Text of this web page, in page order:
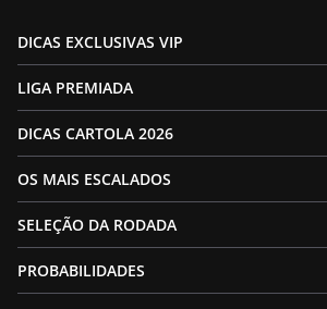
DICAS EXCLUSIVAS VIP
LIGA PREMIADA
DICAS CARTOLA 2026
OS MAIS ESCALADOS
SELEÇÃO DA RODADA
PROBABILIDADES